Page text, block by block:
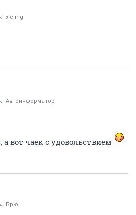
xieling
Автоинформатор
а вот чаек с удовольствием
Брю